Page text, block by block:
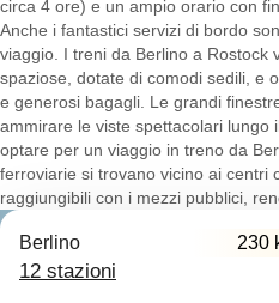
circa 4 ore) e un ampio orario con
Anche i fantastici servizi di bordo
viaggio. I treni da Berlino a Rostock
spaziose, dotate di comodi sedili, e
e generosi bagagli. Le grandi
ammirare le viste spettacolari lungo
optare per un viaggio in treno da
ferroviarie si trovano vicino ai centri
raggiungibili con i mezzi pubblici,
Berlino 230
12 stazioni